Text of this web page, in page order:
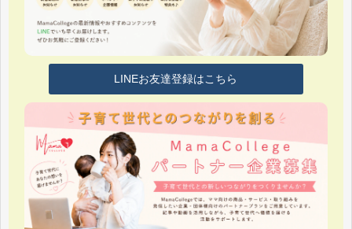
LINEお友達登録はこちら